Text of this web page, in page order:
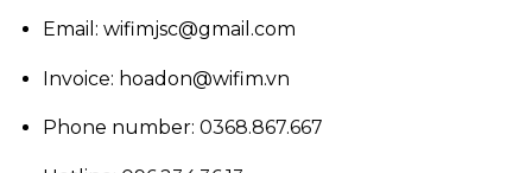
Email: wifimjsc@gmail.com
Invoice: hoadon@wifim.vn
Phone number: 0368.867.667